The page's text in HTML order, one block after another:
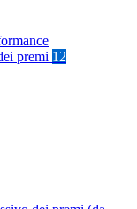
premi 12